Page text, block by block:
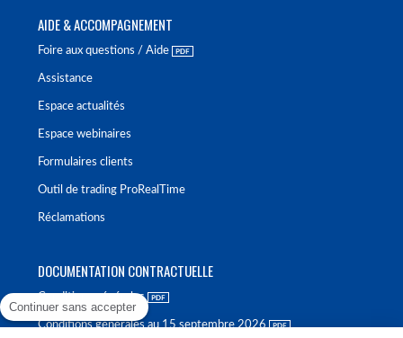
AIDE & ACCOMPAGNEMENT
Foire aux questions / Aide
Assistance
Espace actualités
Espace webinaires
Formulaires clients
Outil de trading ProRealTime
Réclamations
DOCUMENTATION CONTRACTUELLE
Conditions générales
Conditions générales au 15 septembre 2026
Continuer sans accepter